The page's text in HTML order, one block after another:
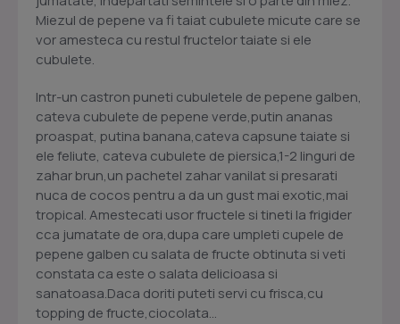
Miezul de pepene va fi taiat cubulete micute care se
vor amesteca cu restul fructelor taiate si ele
cubulete.
Intr-un castron puneti cubuletele de pepene galben,
cateva cubulete de pepene verde,putin ananas
proaspat, putina banana,cateva capsune taiate si
ele feliute, cateva cubulete de piersica,1-2 linguri de
zahar brun,un pachetel zahar vanilat si presarati
nuca de cocos pentru a da un gust mai exotic,mai
tropical. Amestecati usor fructele si tineti la frigider
cca jumatate de ora,dupa care umpleti cupele de
pepene galben cu salata de fructe obtinuta si veti
constata ca este o salata delicioasa si
sanatoasa.Daca doriti puteti servi cu frisca,cu
topping de fructe,ciocolata...